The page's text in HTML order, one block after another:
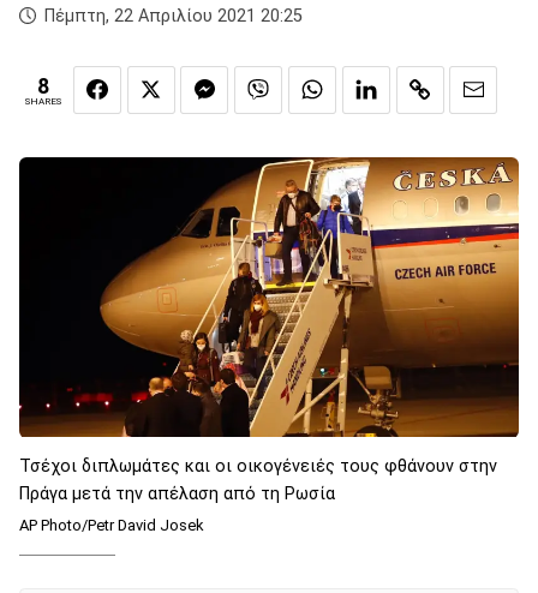
Πέμπτη, 22 Απριλίου 2021 20:25
8
SHARES
Τσέχοι διπλωμάτες και οι οικογένειές τους φθάνουν στην
Πράγα μετά την απέλαση από τη Ρωσία
AP Photo/Petr David Josek